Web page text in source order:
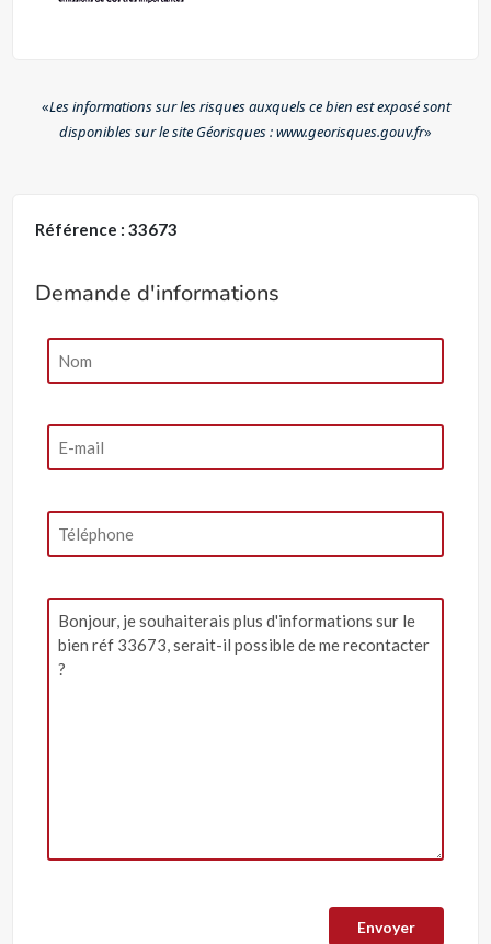
«Les informations sur les risques auxquels ce bien est exposé sont
disponibles sur le site Géorisques : www.georisques.gouv.fr»
Référence : 33673
Demande d'informations